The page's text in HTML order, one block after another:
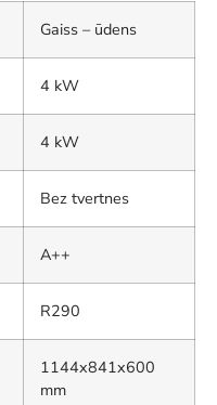
Gaiss – ūdens
4 kW
4 kW
Bez tvertnes
A++
R290
1144x841x600
mm